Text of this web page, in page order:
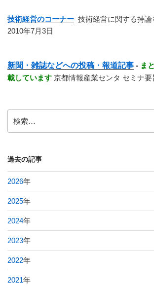
技術経営のコーナー 技術経営に関する持論
2010年7月3日
新聞・雑誌などへの投稿・報道記事 - ま
載しています 京都情報産業センタ セミナ要
索:
過去の記事
2026年
2025年
2024年
2023年
2022年
2021年